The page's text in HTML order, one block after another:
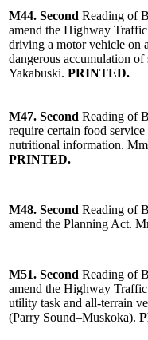
M44. Second Reading of
amend the Highway
driving a motor vehicle on
dangerous accumulation
Yakabuski. PRINTED.
M47. Second Reading of
require certain food
nutritional information.
PRINTED.
M48. Second Reading of
amend the Planning Act.
M51. Second Reading of
amend the Highway
utility task and all-terrain
(Parry Sound–Muskoka).